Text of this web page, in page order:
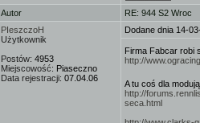
Autor
RE: 944 S2 Wroc
PIeszczoH
Użytkownik
Postów: 4953
Miejscowość: Piaseczno
Data rejestracji: 07.04.06
Dodane dnia 14-
Firma Fabcar robi
http://
A tu coś dla
http://
seca.html